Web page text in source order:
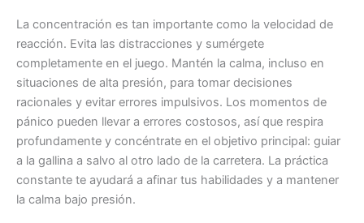
La concentración es tan importante como la velocidad de
reacción. Evita las distracciones y sumérgete
completamente en el juego. Mantén la calma, incluso en
situaciones de alta presión, para tomar decisiones
racionales y evitar errores impulsivos. Los momentos de
pánico pueden llevar a errores costosos, así que respira
profundamente y concéntrate en el objetivo principal: guiar
a la gallina a salvo al otro lado de la carretera. La práctica
constante te ayudará a afinar tus habilidades y a mantener
la calma bajo presión.